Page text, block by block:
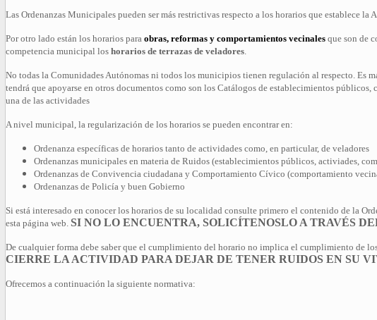
Las Ordenanzas Municipales pueden ser más restrictivas respecto a los horarios que establece la
Por otro lado están los horarios para obras, reformas y comportamientos vecinales que son de
competencia municipal los horarios de terrazas de veladores
No todas la Comunidades Autónomas ni todos los municipios tienen regulación al respecto. Es
tendrá que apoyarse en otros documentos como son los Catálogos de establecimientos
una de las actividades
A nivel municipal, la regularización de los horarios se pueden encontrar en:
Ordenanza específicas de horarios tanto de actividades como, en particular, de veladores
Ordenanzas municipales en materia de Ruidos (establecimientos públicos, activiades,
Ordenanzas de Convivencia ciudadana y Comportamiento Cívico (comportamiento
Ordenanzas de Policía y buen Gobierno
Si está interesado en conocer los horarios de su localidad consulte primero el contenido de la
esta página web. SI NO LO ENCUENTRA, SOLICÍTENOSLO A TRAVÉS
De cualquier forma debe saber que el cumplimiento del horario no implica el cumplimiento de
CIERRE LA ACTIVIDAD PARA DEJAR DE TENER RUIDOS EN SU
Ofrecemos a continuación la siguiente normativa: